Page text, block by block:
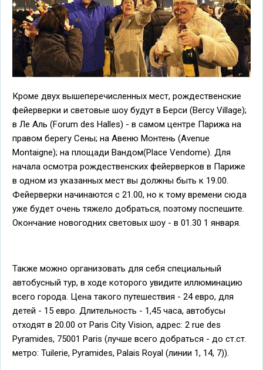
Кроме двух вышеперечисленных мест, рождественские
фейерверки и световые шоу будут в Берси (Bercy Village);
в Ле Аль (Forum des Halles) - в самом центре Парижа на
правом берегу Сены; на Авеню Монтень (Avenue
Montaigne); на площади Вандом(Place Vendome). Для
начала осмотра рождественских фейерверков в Париже
в одном из указанных мест вы должны быть к 19.00.
Фейерверки начинаются с 21.00, но к тому времени сюда
уже будет очень тяжело добраться, поэтому поспешите.
Окончание новогодних световых шоу - в 01.30 1 января.
Также можно организовать для себя специальный
автобусный тур, в ходе которого увидите иллюминацию
всего города. Цена такого путешествия - 24 евро, для
детей - 15 евро. Длительность - 1,45 часа, автобусы
отходят в 20.00 от Paris City Vision, адрес: 2 rue des
Pyramides, 75001 Paris (лучше всего добраться - до ст.ст.
метро: Tuilerie, Pyramides, Palais Royal (линии 1, 14, 7)).